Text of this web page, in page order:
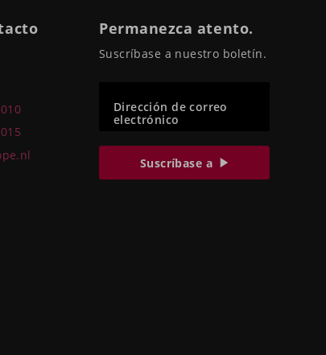
Permanezca atento.
Suscríbase a nuestro boletín.
Dirección de correo
electrónico
Suscríbase a